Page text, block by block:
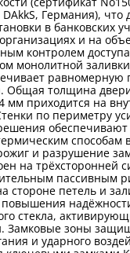
Германия), что
в банковских
и на
контролем
монолитной
равномерную
Общая толщина
мм приходится на
по периметру
обеспечивают
способам
и разрушение
на трёхсторонней
пассивным
стороне петель и
стекла,
Замковые зоны
и ударного